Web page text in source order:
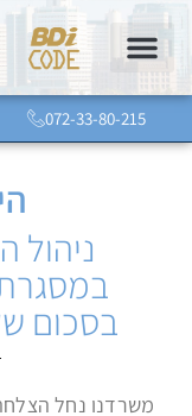
072-33-80-215
ניהול
בסכום
משרדנו נחל הצלחה